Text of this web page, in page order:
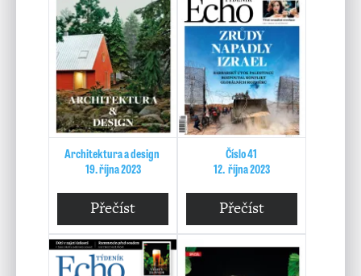
Architektura a design
19. října 2023
Přečíst
Číslo 41
12. října 2023
Přečíst